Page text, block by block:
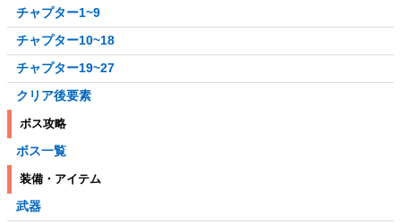
チャプター1~9
チャプター10~18
チャプター19~27
クリア後要素
ボス攻略
ボス一覧
装備・アイテム
武器